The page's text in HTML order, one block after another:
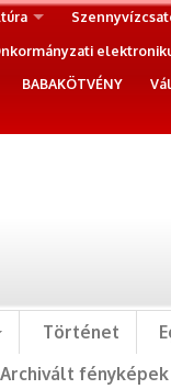
BABAKÖTVÉNY
Történet
Archivált fényképek